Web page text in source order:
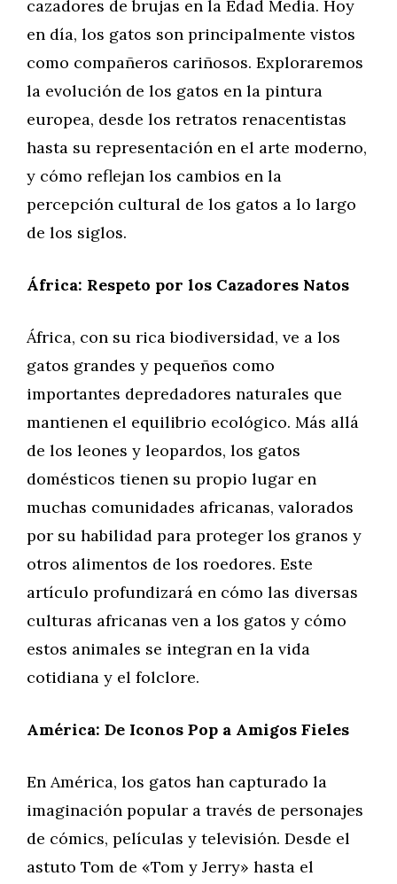
cazadores de brujas en la Edad Media. Hoy
en día, los gatos son principalmente vistos
como compañeros cariñosos. Exploraremos
la evolución de los gatos en la pintura
europea, desde los retratos renacentistas
hasta su representación en el arte moderno,
y cómo reflejan los cambios en la
percepción cultural de los gatos a lo largo
de los siglos.
África: Respeto por los Cazadores Natos
África, con su rica biodiversidad, ve a los
gatos grandes y pequeños como
importantes depredadores naturales que
mantienen el equilibrio ecológico. Más allá
de los leones y leopardos, los gatos
domésticos tienen su propio lugar en
muchas comunidades africanas, valorados
por su habilidad para proteger los granos y
otros alimentos de los roedores. Este
artículo profundizará en cómo las diversas
culturas africanas ven a los gatos y cómo
estos animales se integran en la vida
cotidiana y el folclore.
América: De Iconos Pop a Amigos Fieles
En América, los gatos han capturado la
imaginación popular a través de personajes
de cómics, películas y televisión. Desde el
astuto Tom de «Tom y Jerry» hasta el